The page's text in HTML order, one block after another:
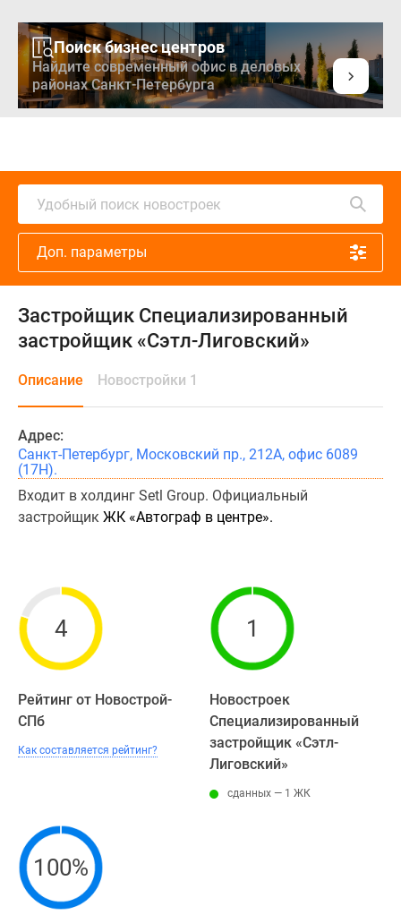
Поиск бизнес центров
Найдите современный офис в деловых
районах Санкт-Петербурга
Удобный поиск новостроек
Доп. параметры
Застройщик Специализированный
застройщик «Сэтл-Лиговский»
Описание Новостройки 1
Адрес:
Санкт-Петербург, Московский пр., 212А, офис 6089
(17Н).
Входит в холдинг Setl Group. Официальный
застройщик ЖК «Автограф в центре».
4
Рейтинг от Новострой-
СПб
Как составляется рейтинг?
1
Новостроек
Специализированный
застройщик «Сэтл-
Лиговский»
сданных — 1 ЖК
100%